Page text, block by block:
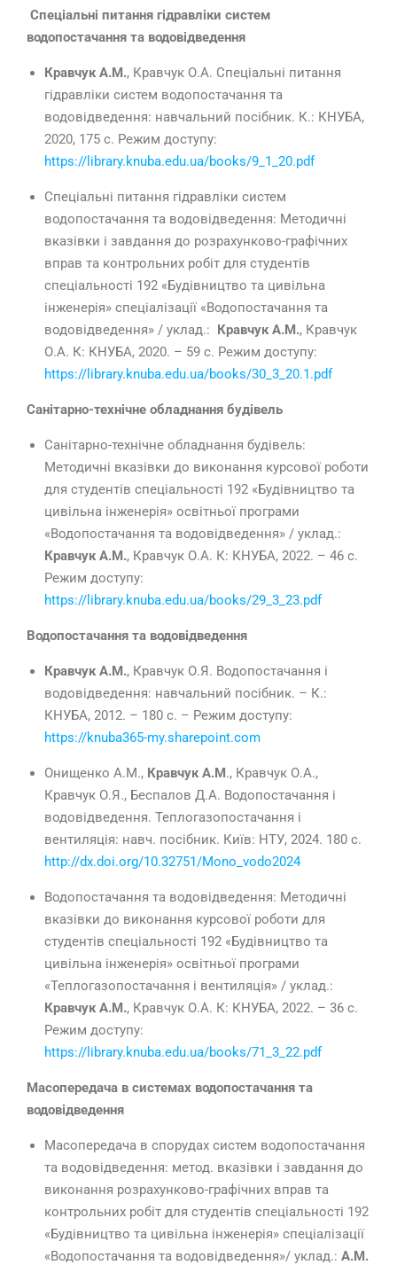
Спеціальні питання гідравліки систем
водопостачання та водовідведення
Кравчук А.М., Кравчук О.А. Спеціальні питання
гідравліки систем водопостачання та
водовідведення: навчальний посібник. К.: КНУБА,
2020, 175 с. Режим доступу:
https://library.knuba.edu.ua/books/9_1_20.pdf
Спеціальні питання гідравліки систем
водопостачання та водовідведення: Методичні
вказівки і завдання до розрахунково-графічних
вправ та контрольних робіт для студентів
спеціальності 192 «Будівництво та цивільна
інженерія» спеціалізації «Водопостачання та
водовідведення» / уклад.: Кравчук А.М., Кравчук
О.А. К: КНУБА, 2020. – 59 с. Режим доступу:
https://library.knuba.edu.ua/books/30_3_20.1.pdf
Санітарно-технічне обладнання будівель
Санітарно-технічне обладнання будівель:
Методичні вказівки до виконання курсової роботи
для студентів спеціальності 192 «Будівництво та
цивільна інженерія» освітньої програми
«Водопостачання та водовідведення» / уклад.:
Кравчук А.М., Кравчук О.А. К: КНУБА, 2022. – 46 с.
Режим доступу:
https://library.knuba.edu.ua/books/29_3_23.pdf
Водопостачання та водовідведення
Кравчук А.М., Кравчук О.Я. Водопостачання і
водовідведення: навчальний посібник. – К.:
КНУБА, 2012. – 180 с. – Режим доступу:
https://knuba365-my.sharepoint.com
Онищенко А.М., Кравчук А.М., Кравчук О.А.,
Кравчук О.Я., Беспалов Д.А. Водопостачання і
водовідведення. Теплогазопостачання і
вентиляція: навч. посібник. Київ: НТУ, 2024. 180 с.
http://dx.doi.org/10.32751/Mono_vodo2024
Водопостачання та водовідведення: Методичні
вказівки до виконання курсової роботи для
студентів спеціальності 192 «Будівництво та
цивільна інженерія» освітньої програми
«Теплогазопостачання і вентиляція» / уклад.:
Кравчук А.М., Кравчук О.А. К: КНУБА, 2022. – 36 с.
Режим доступу:
https://library.knuba.edu.ua/books/71_3_22.pdf
Масопередача в системах водопостачання та
водовідведення
Масопередача в спорудах систем водопостачання
та водовідведення: метод. вказівки і завдання до
виконання розрахунково-графічних вправ та
контрольних робіт для студентів спеціальності 192
«Будівництво та цивільна інженерія» спеціалізації
«Водопостачання та водовідведення»/ уклад.: А.М.